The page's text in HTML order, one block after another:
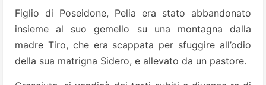
Figlio di Poseidone, Pelia era stato abbandonato
insieme al suo gemello su una montagna dalla
madre Tiro, che era scappata per sfuggire all’odio
della sua matrigna Sidero, e allevato da un pastore.